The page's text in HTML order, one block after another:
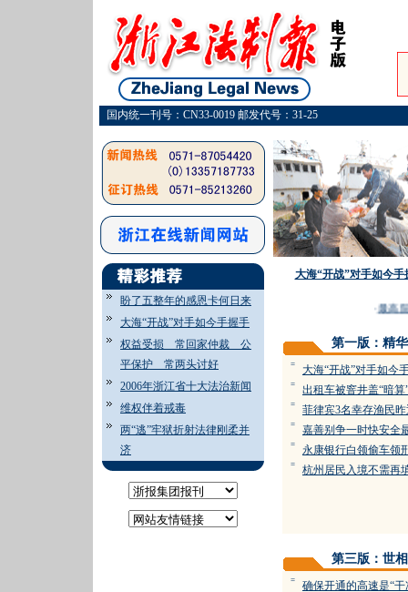
国内统一刊号：CN33-0019 邮发代号：31-25
盼了五整年的感恩卡何日来
大海“开战”对手如今手握手
权益受损 常回家仲裁 公
平保护 常两头讨好
2006年浙江省十大法治新闻
维权伴着戒毒
两“逃”牢狱折射法律刚柔并
济
大海“开战”对手如今手
最高院
第一版：精
= 大海“开战”对手如今
= 出租车被窨井盖“暗算
= 菲律宾3名幸存渔民
= 嘉善别争一时快安全
= 永康银行白领偷车领
= 杭州居民入境不需再
第三版：世相
= 确保开通的高速是“干